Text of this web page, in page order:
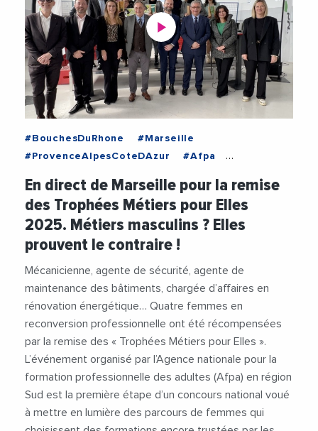
#BouchesDuRhone
#Marseille
#ProvenceAlpesCoteDAzur
#Afpa
#EgaliteHommeFemme
#Emploi
#Femmes
#FormationProfessionnelle
#Metiers #Videos
En direct de Marseille pour la remise
des Trophées Métiers pour Elles
2025. Métiers masculins ? Elles
prouvent le contraire !
Mécanicienne, agente de sécurité, agente de
maintenance des bâtiments, chargée d’affaires en
rénovation énergétique… Quatre femmes en
reconversion professionnelle ont été récompensées
par la remise des « Trophées Métiers pour Elles ».
L’événement organisé par l’Agence nationale pour la
formation professionnelle des adultes (Afpa) en région
Sud est la première étape d’un concours national voué
à mettre en lumière des parcours de femmes qui